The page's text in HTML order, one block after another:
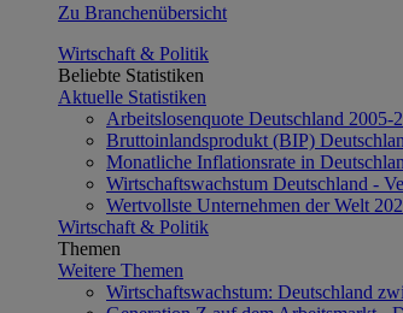
Zu Branchenübersicht
Wirtschaft & Politik
Beliebte Statistiken
Aktuelle Statistiken
Arbeitslosenquote Deutschland 2005-
Bruttoinlandsprodukt (BIP)
Monatliche Inflationsrate in
Wirtschaftswachstum Deutschland -
Wertvollste Unternehmen der Welt
Wirtschaft & Politik
Themen
Weitere Themen
Wirtschaftswachstum: Deutschland